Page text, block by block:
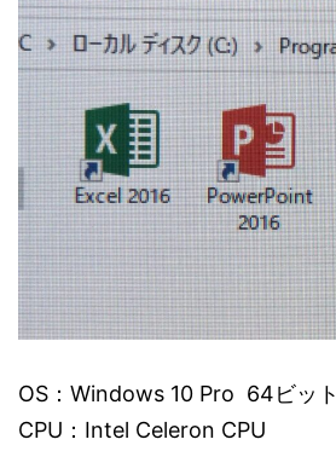
OS：Windows 10 Pro 64ビット
CPU：Intel Celeron CPU